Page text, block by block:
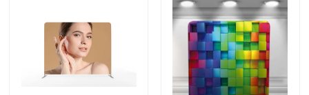
Casa
Prodotti